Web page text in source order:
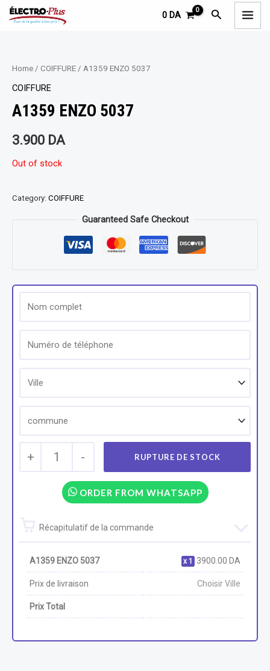
Aller
0 DA Rechercher
Home / COIFFURE / A1359 ENZO 5037
COIFFURE
A1359 ENZO 5037
3.900 DA
Out of stock
Category: COIFFURE
Guaranteed Safe Checkout
+ 1 -
ORDER FROM WHATSAPP
Récapitulatif de la commande
A1359 ENZO 5037 1 3900.00 DA
Prix de livraison Choisir Ville
Prix Total